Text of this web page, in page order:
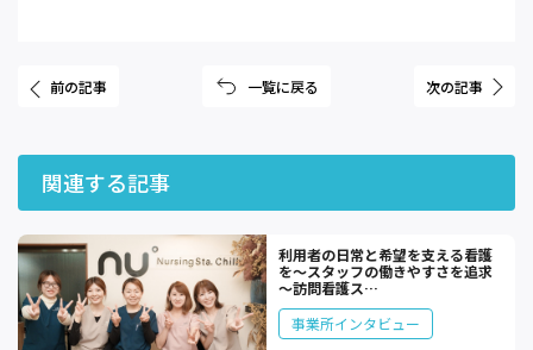
前の記事 一覧に戻る 次の記事
関連する記事
利用者の日常と希望を支える看護
を～スタッフの働きやすさを追求
～訪問看護ス…
事業所インタビュー